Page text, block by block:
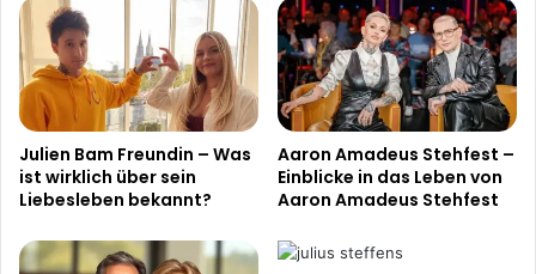
Julien Bam Freundin – Was
ist wirklich über sein
Liebesleben bekannt?
Aaron Amadeus Stehfest –
Einblicke in das Leben von
Aaron Amadeus Stehfest